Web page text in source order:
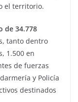
el territorio.
de 34.778
tanto dentro
1.500 en
de fuerzas
y Policía
destinados